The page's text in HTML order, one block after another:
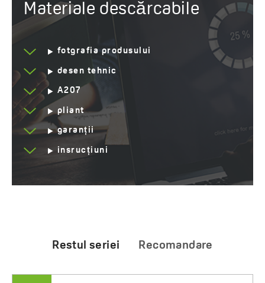
Materiale descărcabile
fotgrafia produsului
desen tehnic
A207
pliant
garanții
insrucțiuni
Restul seriei Recomandare